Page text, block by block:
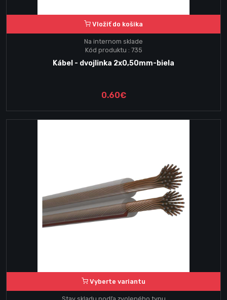
Vložiť do košika
Na internom sklade
Kód produktu : 735
Kábel - dvojlinka 2x0,50mm-biela
0.60€
Vyberte variantu